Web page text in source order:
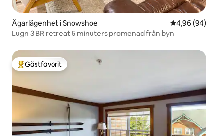
Ägarlägenhet i Snowshoe 4,96 av 5 i
4,96 (94)
Lugn 3 BR retreat 5 minuters promenad från byn
Populär gästfavorit
Gästfavorit